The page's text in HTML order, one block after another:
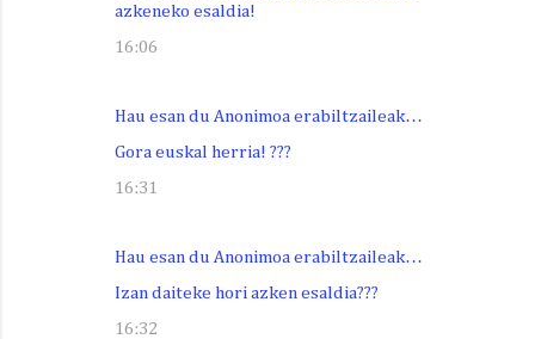
azkeneko esaldia!
16:06
Hau esan du Anonimoa erabiltzaileak…
Gora euskal herria! ???
16:31
Hau esan du Anonimoa erabiltzaileak…
Izan daiteke hori azken esaldia???
16:32